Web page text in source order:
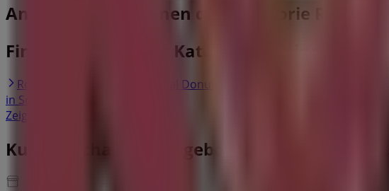
Andere Unternehmen der Kategorie
Finde Royal Donuts Kataloge in deiner Stadt
Royal Donuts in Zürich Royal Donuts in Bern Royal Donuts in St.
in Schaffhausen
Zeige mehr Städte
Kurzvorschau der Angebote von Royal